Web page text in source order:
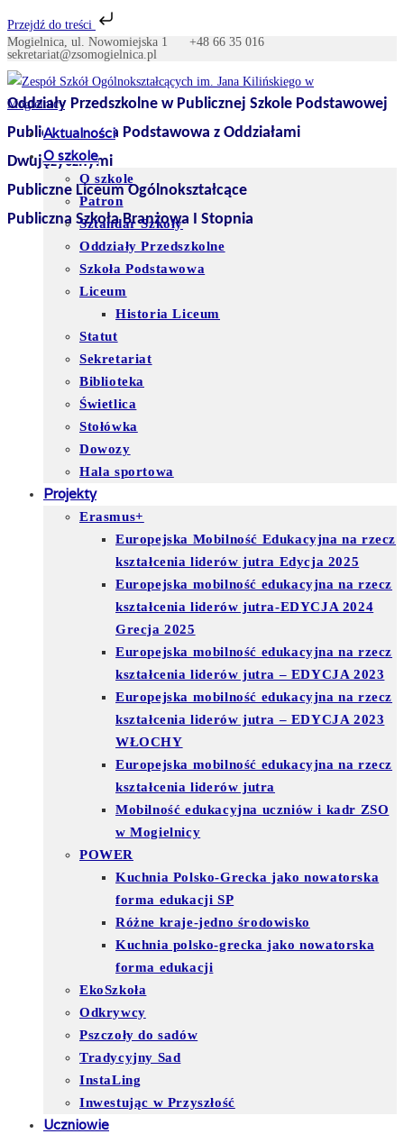
Przejdź do treści
Skip
to
content
Mogielnica, ul. Nowomiejska 1 +48 66 35 016
sekretariat@zsomogielnica.pl
Oddziały Przedszkolne w Publicznej Szkole Podstawowej
Publiczna Szkoła Podstawowa z Oddziałami
Dwujęzycznymi
Publiczne Liceum Ogólnokształcące
Publiczna Szkoła Branżowa I Stopnia
Aktualności
O szkole
O szkole
Patron
Sztandar Szkoły
Oddziały Przedszkolne
Szkoła Podstawowa
Liceum
Historia Liceum
Statut
Sekretariat
Biblioteka
Świetlica
Stołówka
Dowozy
Hala sportowa
Projekty
Erasmus+
Europejska Mobilność Edukacyjna na rzecz
kształcenia liderów jutra Edycja 2025
Europejska mobilność edukacyjna na rzecz
kształcenia liderów jutra-EDYCJA 2024
Grecja 2025
Europejska mobilność edukacyjna na rzecz
kształcenia liderów jutra – EDYCJA 2023
Europejska mobilność edukacyjna na rzecz
kształcenia liderów jutra – EDYCJA 2023
WŁOCHY
Europejska mobilność edukacyjna na rzecz
kształcenia liderów jutra
Mobilność edukacyjna uczniów i kadr ZSO
w Mogielnicy
POWER
Kuchnia Polsko-Grecka jako nowatorska
forma edukacji SP
Różne kraje-jedno środowisko
Kuchnia polsko-grecka jako nowatorska
forma edukacji
EkoSzkoła
Odkrywcy
Pszczoły do sadów
Tradycyjny Sad
InstaLing
Inwestując w Przyszłość
Uczniowie